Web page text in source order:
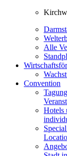
Alle
Convention
Hotels